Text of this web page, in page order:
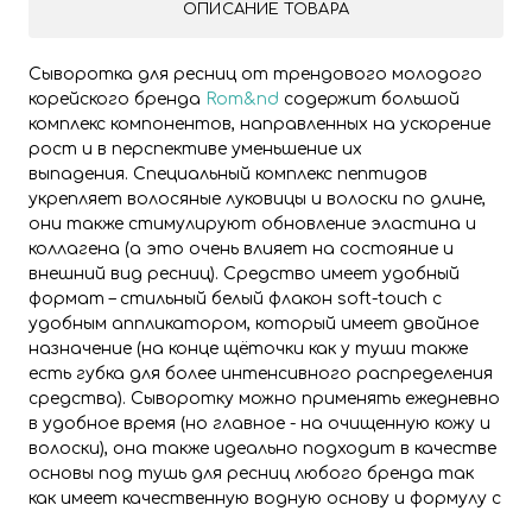
ОПИСАНИЕ ТОВАРА
Сыворотка для ресниц от трендового молодого
корейского бренда Rom&nd содержит большой
комплекс компонентов, направленных на ускорение
рост и в перспективе уменьшение их
выпадения. Специальный комплекс пептидов
укрепляет волосяные луковицы и волоски по длине,
они также стимулируют обновление эластина и
коллагена (а это очень влияет на состояние и
внешний вид ресниц). Средство имеет удобный
формат – стильный белый флакон soft-touch с
удобным аппликатором, который имеет двойное
назначение (на конце щёточки как у туши также
есть губка для более интенсивного распределения
средства). Сыворотку можно применять ежедневно
в удобное время (но главное - на очищенную кожу и
волоски), она также идеально подходит в качестве
основы под тушь для ресниц любого бренда так
как имеет качественную водную основу и формулу с